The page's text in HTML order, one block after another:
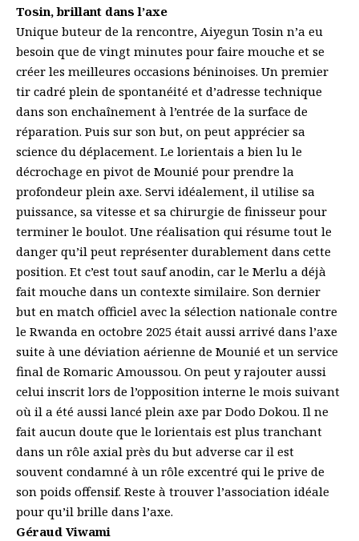
Tosin, brillant dans l’axe
Unique buteur de la rencontre, Aiyegun Tosin n’a eu
besoin que de vingt minutes pour faire mouche et se
créer les meilleures occasions béninoises. Un premier
tir cadré plein de spontanéité et d’adresse technique
dans son enchaînement à l’entrée de la surface de
réparation. Puis sur son but, on peut apprécier sa
science du déplacement. Le lorientais a bien lu le
décrochage en pivot de Mounié pour prendre la
profondeur plein axe. Servi idéalement, il utilise sa
puissance, sa vitesse et sa chirurgie de finisseur pour
terminer le boulot. Une réalisation qui résume tout le
danger qu’il peut représenter durablement dans cette
position. Et c’est tout sauf anodin, car le Merlu a déjà
fait mouche dans un contexte similaire. Son dernier
but en match officiel avec la sélection nationale contre
le Rwanda en octobre 2025 était aussi arrivé dans l’axe
suite à une déviation aérienne de Mounié et un service
final de Romaric Amoussou. On peut y rajouter aussi
celui inscrit lors de l’opposition interne le mois suivant
où il a été aussi lancé plein axe par Dodo Dokou. Il ne
fait aucun doute que le lorientais est plus tranchant
dans un rôle axial près du but adverse car il est
souvent condamné à un rôle excentré qui le prive de
son poids offensif. Reste à trouver l’association idéale
pour qu’il brille dans l’axe.
Géraud Viwami